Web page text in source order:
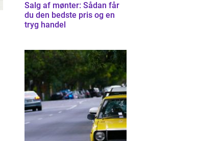
Salg af mønter: Sådan får
du den bedste pris og en
tryg handel